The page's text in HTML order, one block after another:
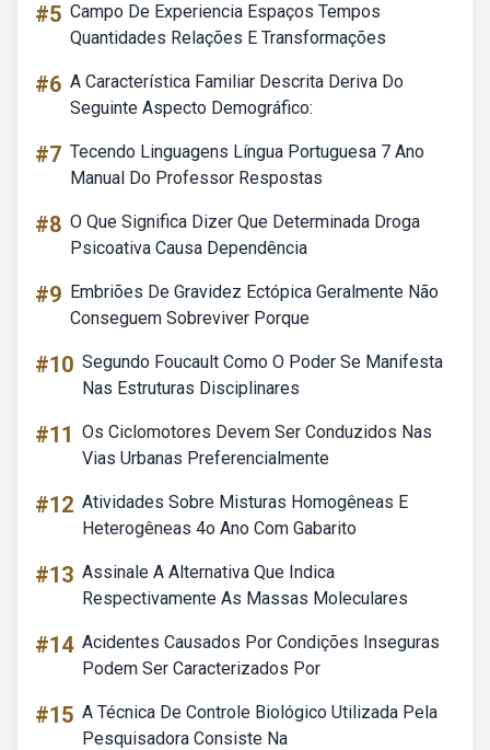
#5 Campo De Experiencia Espaços Tempos
Quantidades Relações E Transformações
#6 A Característica Familiar Descrita Deriva Do
Seguinte Aspecto Demográfico:
#7 Tecendo Linguagens Língua Portuguesa 7 Ano
Manual Do Professor Respostas
#8 O Que Significa Dizer Que Determinada Droga
Psicoativa Causa Dependência
#9 Embriões De Gravidez Ectópica Geralmente Não
Conseguem Sobreviver Porque
#10 Segundo Foucault Como O Poder Se Manifesta
Nas Estruturas Disciplinares
#11 Os Ciclomotores Devem Ser Conduzidos Nas
Vias Urbanas Preferencialmente
#12 Atividades Sobre Misturas Homogêneas E
Heterogêneas 4o Ano Com Gabarito
#13 Assinale A Alternativa Que Indica
Respectivamente As Massas Moleculares
#14 Acidentes Causados Por Condições Inseguras
Podem Ser Caracterizados Por
#15 A Técnica De Controle Biológico Utilizada Pela
Pesquisadora Consiste Na